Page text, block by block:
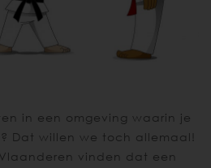
in een omgeving waarin je
Dat willen we toch allemaal!
vinden dat een